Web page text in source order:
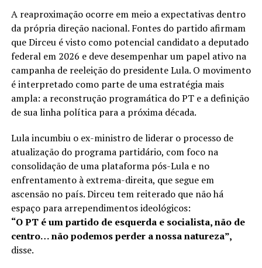
A reaproximação ocorre em meio a expectativas dentro
da própria direção nacional. Fontes do partido afirmam
que Dirceu é visto como potencial candidato a deputado
federal em 2026 e deve desempenhar um papel ativo na
campanha de reeleição do presidente Lula. O movimento
é interpretado como parte de uma estratégia mais
ampla: a reconstrução programática do PT e a definição
de sua linha política para a próxima década.
Lula incumbiu o ex-ministro de liderar o processo de
atualização do programa partidário, com foco na
consolidação de uma plataforma pós-Lula e no
enfrentamento à extrema-direita, que segue em
ascensão no país. Dirceu tem reiterado que não há
espaço para arrependimentos ideológicos:
“O PT é um partido de esquerda e socialista, não de
centro… não podemos perder a nossa natureza”,
disse.